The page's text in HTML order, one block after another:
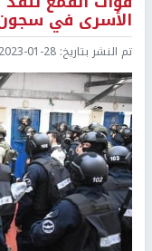
الأسرى في
تم النشر بتاريخ: 2023-01-28 14:48